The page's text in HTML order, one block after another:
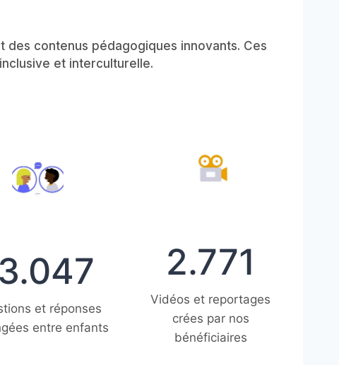
des contenus pédagogiques innovants. Ces
et interculturelle.
et réponses
entre enfants
2.771
Vidéos et reportages
crées par nos
bénéficiaires